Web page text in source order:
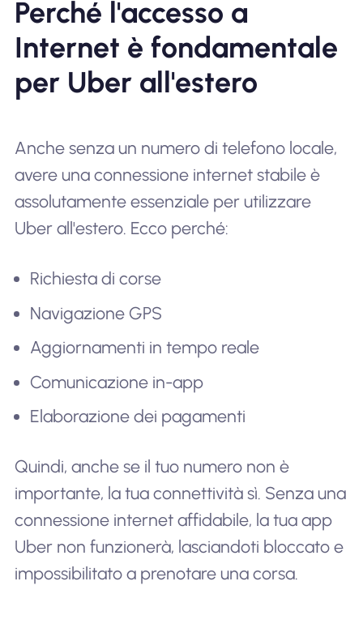
Perché l'accesso a
Internet è fondamentale
per Uber all'estero
Anche senza un numero di telefono locale,
avere una connessione internet stabile è
assolutamente essenziale per utilizzare
Uber all'estero. Ecco perché:
Richiesta di corse
Navigazione GPS
Aggiornamenti in tempo reale
Comunicazione in-app
Elaborazione dei pagamenti
Quindi, anche se il tuo numero non è
importante, la tua connettività sì. Senza una
connessione internet affidabile, la tua app
Uber non funzionerà, lasciandoti bloccato e
impossibilitato a prenotare una corsa.